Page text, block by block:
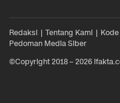
Redaksi Tentang Kami
Pedoman Media Siber
©Copyright 2018 – 2026